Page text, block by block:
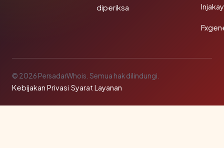
diperiksa
© 2026 PersadarWhois. Semua hak dilindungi.
Kebijakan Privasi·Syarat Layanan